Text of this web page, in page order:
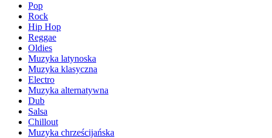
Pop
Rock
Hip Hop
Reggae
Oldies
Muzyka latynoska
Muzyka klasyczna
Electro
Muzyka alternatywna
Dub
Salsa
Chillout
Muzyka chrześcijańska